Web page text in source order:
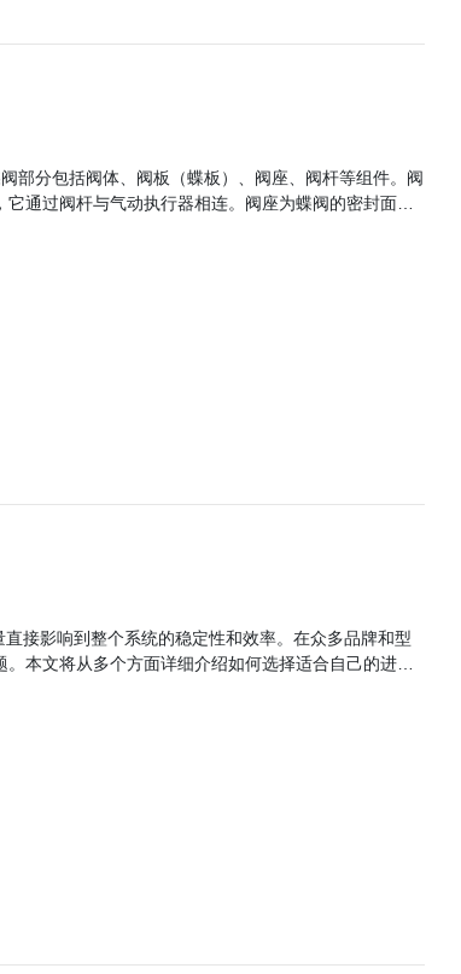
通过阀杆与气动执行器相连。阀座为蝶阀的密封面，
封性能。 此外，进口气动蝶阀还可
本文将从多个方面详细介绍如何选择适合自己的进口